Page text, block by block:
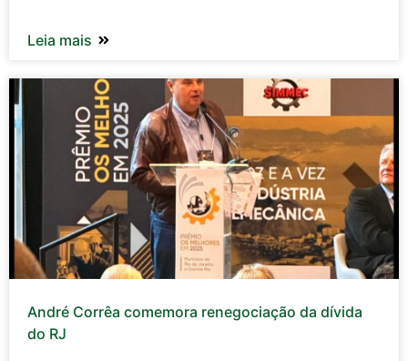
Leia mais
André Corrêa comemora renegociação da dívida
do RJ